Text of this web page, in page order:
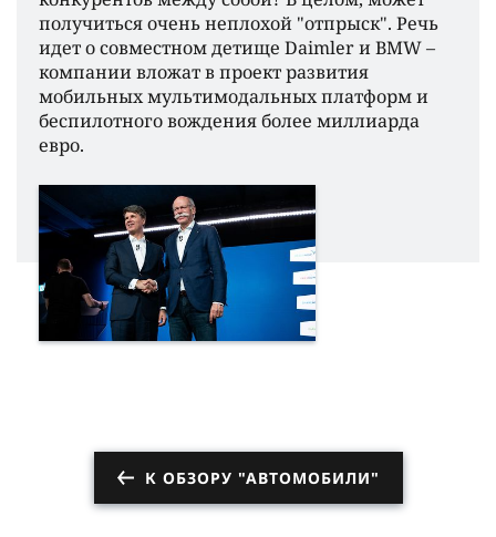
получиться очень неплохой "отпрыск". Речь
идет о совместном детище Daimler и BMW –
компании вложат в проект развития
мобильных мультимодальных платформ и
беспилотного вождения более миллиарда
евро.
К ОБЗОРУ "АВТОМОБИЛИ"